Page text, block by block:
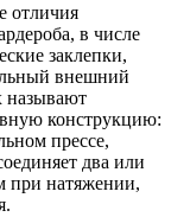
отличия
в числе
заклепки,
внешний
называют
конструкцию:
прессе,
два или
при натяжении,